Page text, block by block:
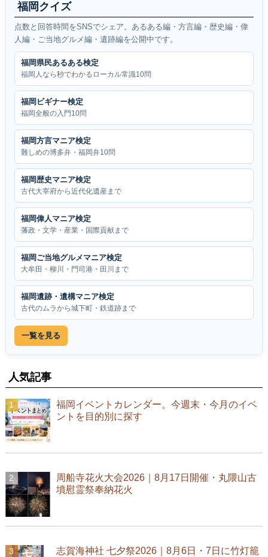
福岡クイズ
点数と回答時間をSNSでシェア。あるある編・方言編・歴史編・偉
人編・ご当地グルメ編・遺跡編を公開中です。
福岡県民あるある検定
福岡人なら秒でわかるローカル常識10問
福岡ビギナー検定
福岡全般の入門10問
福岡方言マニア検定
難しめの博多弁・福岡弁10問
福岡歴史マニア検定
古代大宰府から近代化遺産まで
福岡偉人マニア検定
藩政・文学・産業・国際貢献まで
福岡ご当地グルメマニア検定
大牟田・柳川・門司港・田川まで
福岡遺跡・遺構マニア検定
古代のムラから城下町・鉄道跡まで
一覧を見る
人気記事
福岡イベントカレンダー。今週末・今月のイベ
ントを目的別に探す
周船寺花火大会2026｜8月17日開催・丸隈山古
墳慰霊祭奉納花火
志賀海神社 七夕祭2026｜8月6日・7日に竹灯籠